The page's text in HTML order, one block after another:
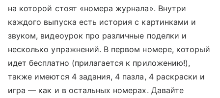
на которой стоят «номера журнала». Внутри
каждого выпуска есть история с картинками и
звуком, видеоурок про различные поделки и
несколько упражнений. В первом номере, который
идет бесплатно (прилагается к приложению!),
также имеются 4 задания, 4 пазла, 4 раскраски и
игра — как и в остальных номерах. Давайте